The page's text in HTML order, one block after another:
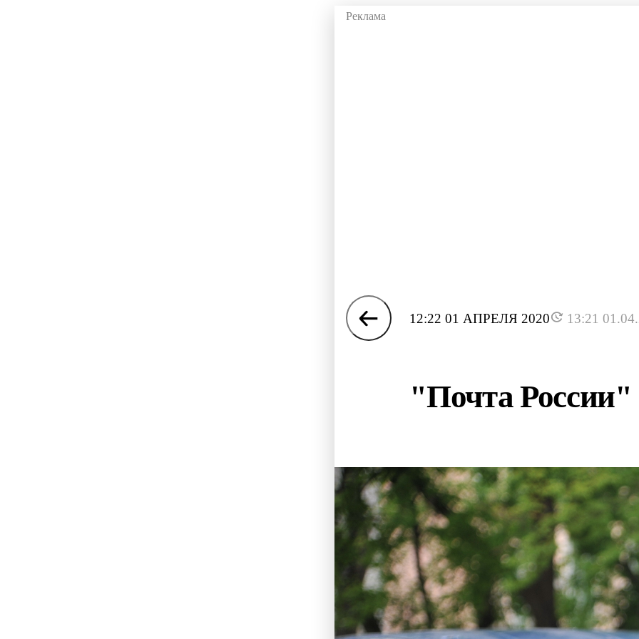
12:22 01 АПРЕЛЯ 2020 13:21
"Почта России"